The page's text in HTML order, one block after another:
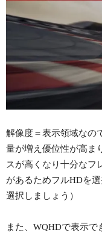
解像度＝表示領域なの
量が増え優位性が高ま
スが高くなり十分なフ
があるためフルHDを
選択しましょう）
また、WQHDで表示